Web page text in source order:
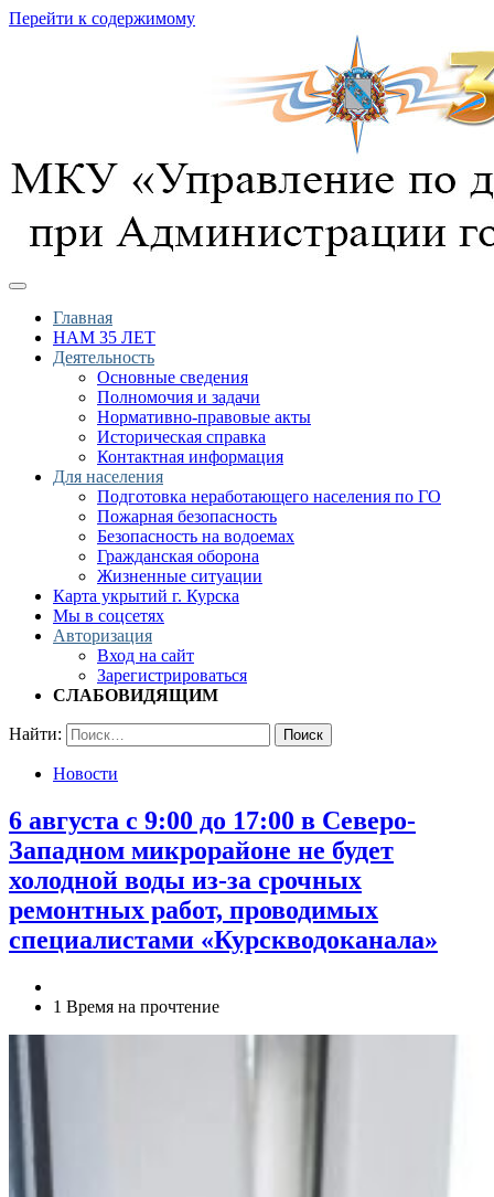
Перейти к содержимому
УГОЧС г. Курска
Главная
НАМ 35 ЛЕТ
Деятельность
Основные сведения
Полномочия и задачи
Нормативно-правовые акты
Историческая справка
Контактная информация
Для населения
Подготовка неработающего населения по ГО
Пожарная безопасность
Безопасность на водоемах
Гражданская оборона
Жизненные ситуации
Карта укрытий г. Курска
Мы в соцсетях
Авторизация
Вход на сайт
Зарегистрироваться
СЛАБОВИДЯЩИМ
Найти:
Новости
6 августа с 9:00 до 17:00 в Северо-
Западном микрорайоне не будет
холодной воды из-за срочных
ремонтных работ, проводимых
специалистами «Курскводоканала»
1 Время на прочтение